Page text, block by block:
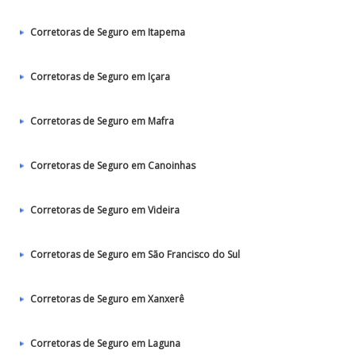
Corretoras de Seguro em Itapema
Corretoras de Seguro em Içara
Corretoras de Seguro em Mafra
Corretoras de Seguro em Canoinhas
Corretoras de Seguro em Videira
Corretoras de Seguro em São Francisco do Sul
Corretoras de Seguro em Xanxerê
Corretoras de Seguro em Laguna